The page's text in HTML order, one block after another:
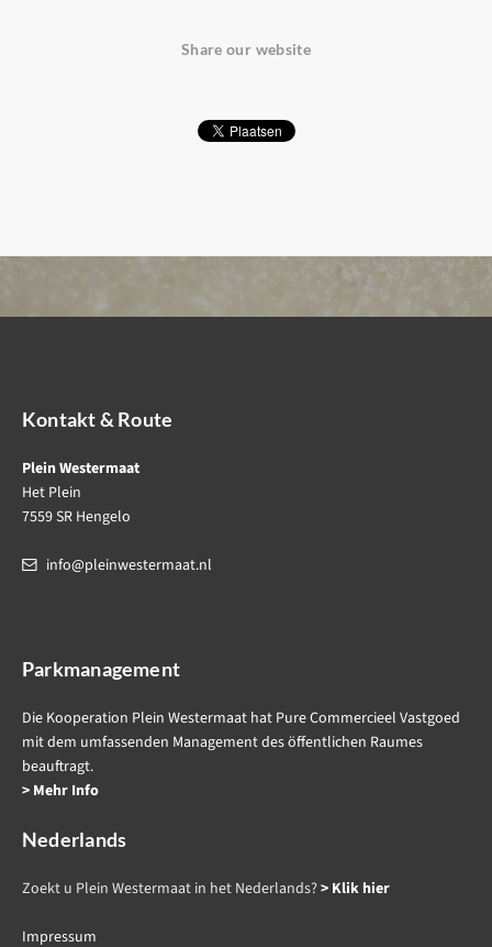
Share our website
Kontakt & Route
Plein Westermaat
Het Plein
7559 SR Hengelo
info@pleinwestermaat.nl
Parkmanagement
Die Kooperation Plein Westermaat hat Pure Commercieel Vastgoed
mit dem umfassenden Management des öffentlichen Raumes
beauftragt.
> Mehr Info
Nederlands
Zoekt u Plein Westermaat in het Nederlands?> Klik hier
Impressum